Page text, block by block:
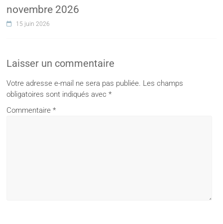
novembre 2026
15 juin 2026
Laisser un commentaire
Votre adresse e-mail ne sera pas publiée. Les champs
obligatoires sont indiqués avec*
Commentaire*